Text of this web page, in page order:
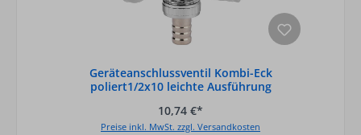
Geräteanschlussventil Kombi-Eck
poliert1/2x10 leichte Ausführung
10,74 €*
Preise inkl. MwSt. zzgl. Versandkosten